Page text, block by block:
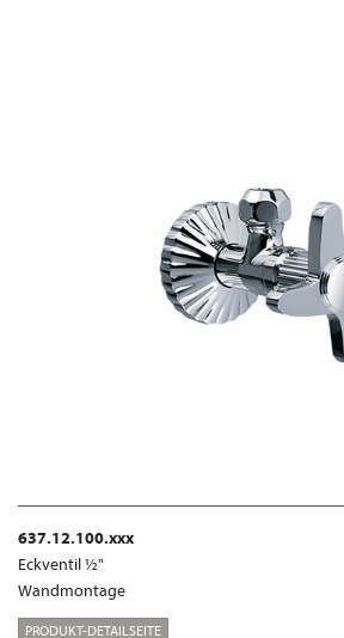
637.12.100.xxx
Eckventil ½"
Wandmontage
PRODUKT-DETAILSEITE